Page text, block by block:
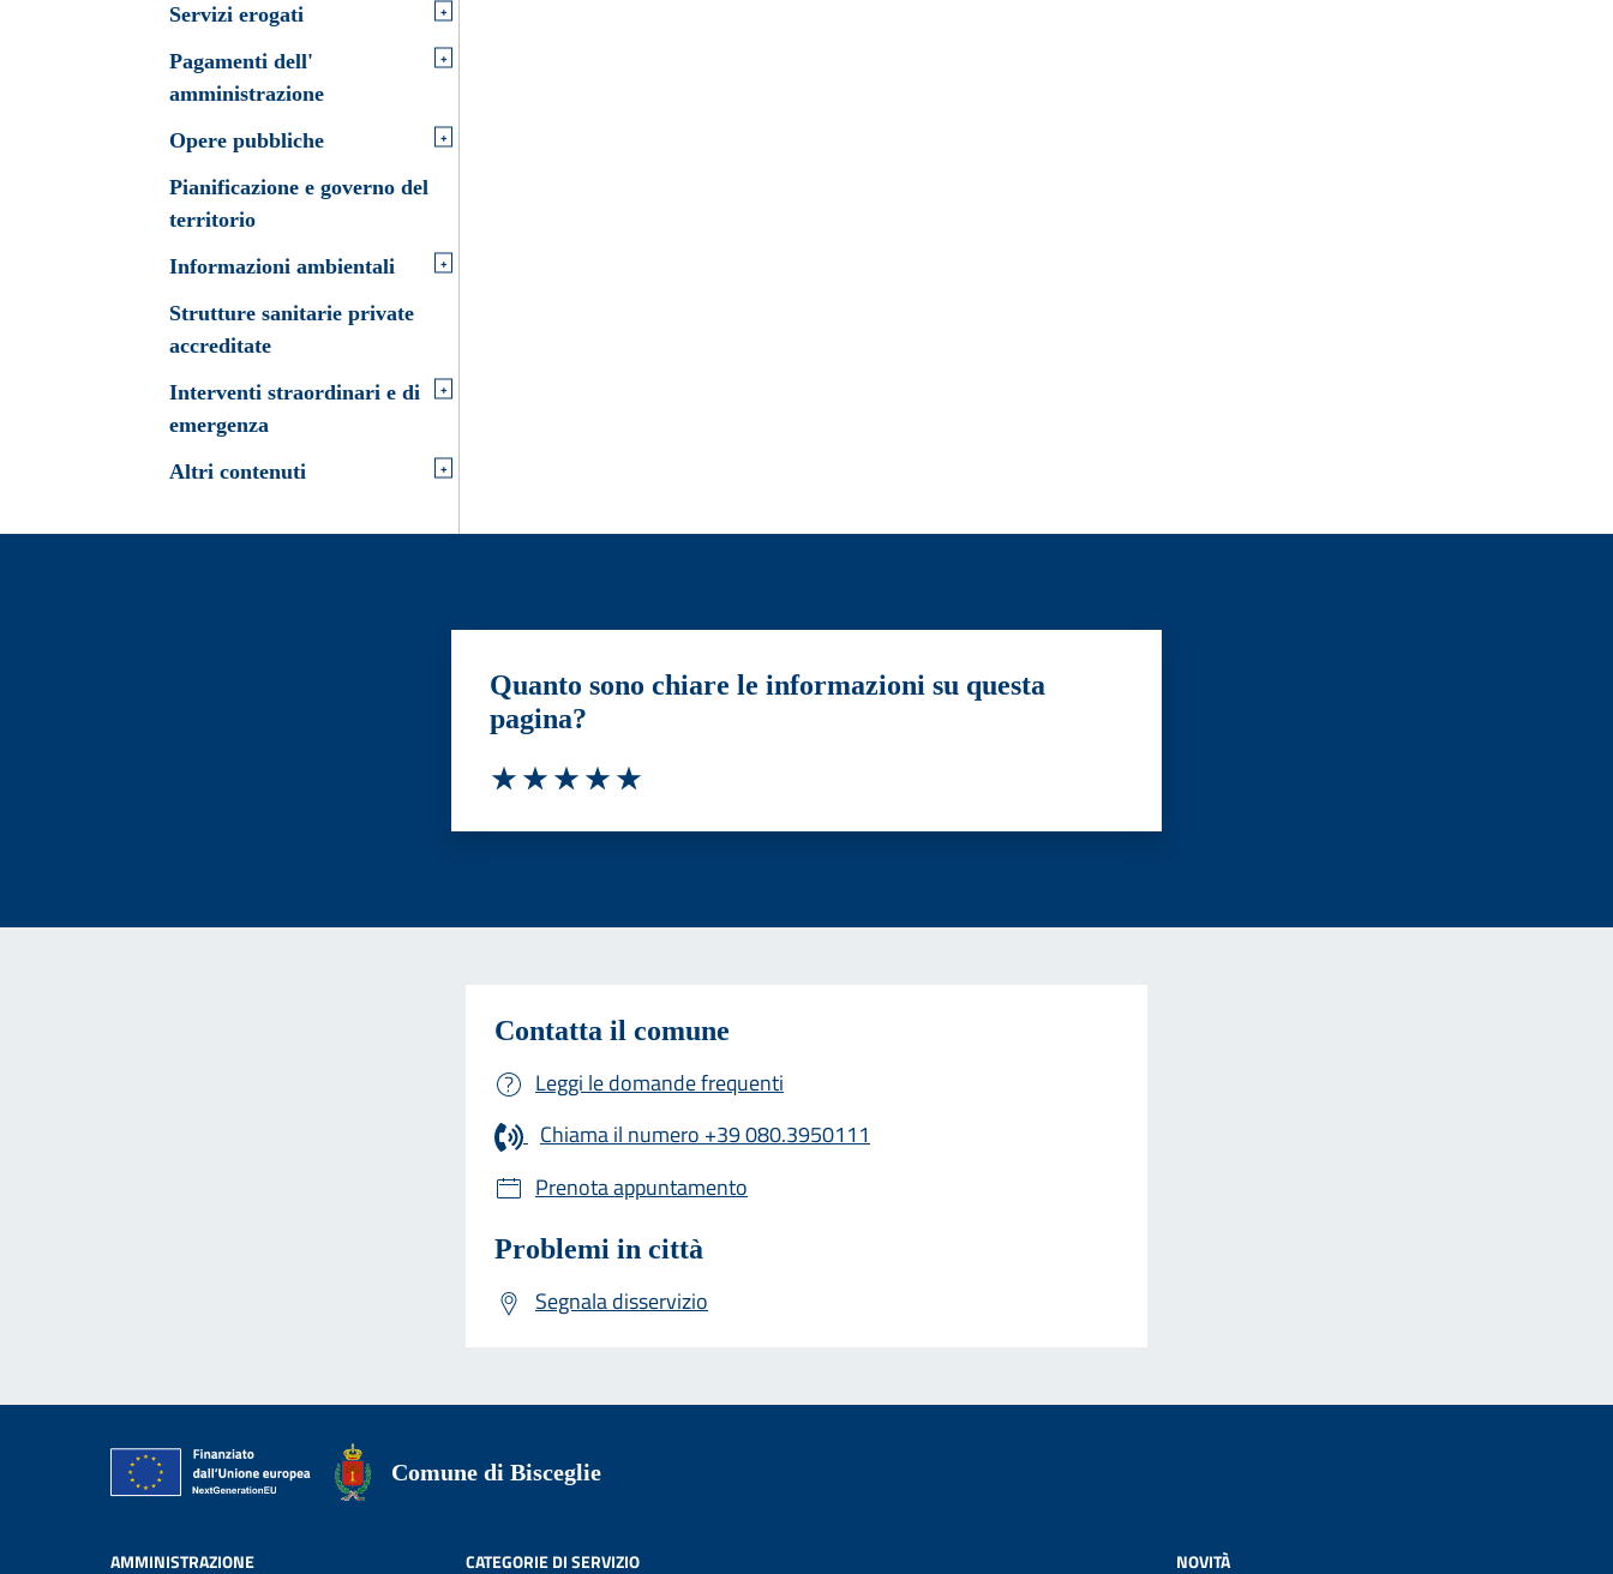
Servizi erogati +
Pagamenti dell'
amministrazione
+
Opere pubbliche +
Pianificazione e governo del
territorio
Informazioni ambientali
+
Strutture sanitarie private
accreditate
Interventi straordinari e di
emergenza
+
Altri contenuti +
Quanto sono chiare le informazioni su questa
pagina?
Contatta il comune
Leggi le domande frequenti
Chiama il numero +39 080.3950111
Prenota appuntamento
Problemi in città
Segnala disservizio
Comune di Bisceglie
AMMINISTRAZIONE CATEGORIE DI SERVIZIO NOVITÀ